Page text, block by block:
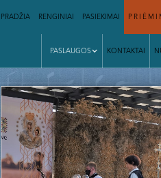
PRADŽIA RENGINIAI PASIEKIMAI
PASLAUGOS KONTAKTAI
|